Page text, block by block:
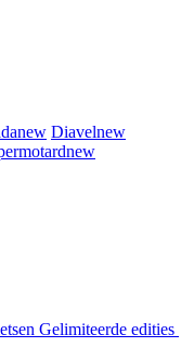
new Diavelnew
new
Gelimiteerde edities